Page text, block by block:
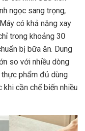
ngọc sang trọng,
có khả năng xay
trong khoảng 30
bị bữa ăn. Dung
so với nhiều dòng
phẩm đủ dùng
cần chế biến nhiều